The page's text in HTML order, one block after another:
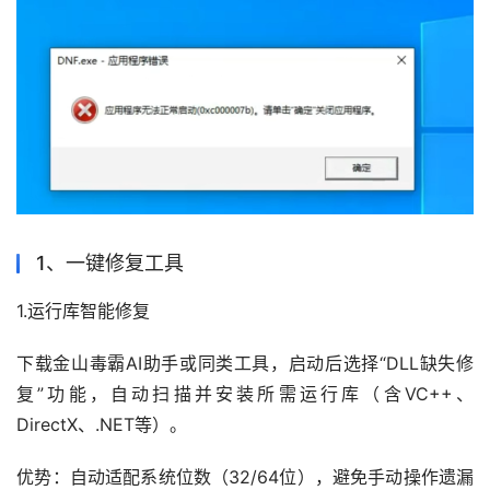
1、一键修复工具
下载金山毒霸AI助手或同类工具，启动后选择“DLL缺失修
复”功能，自动扫描并安装所需运行库（含VC++、
DirectX、.NET等）。
优势‌：自动适配系统位数（32/64位），避免手动操作遗漏